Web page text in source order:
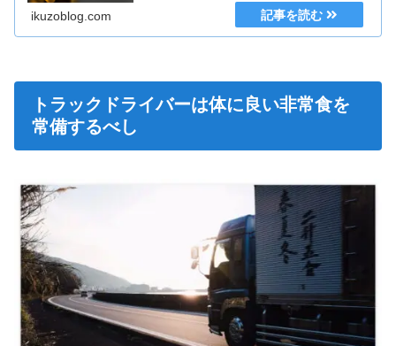
ikuzoblog.com
トラックドライバーは体に良い非常食を
常備するべし